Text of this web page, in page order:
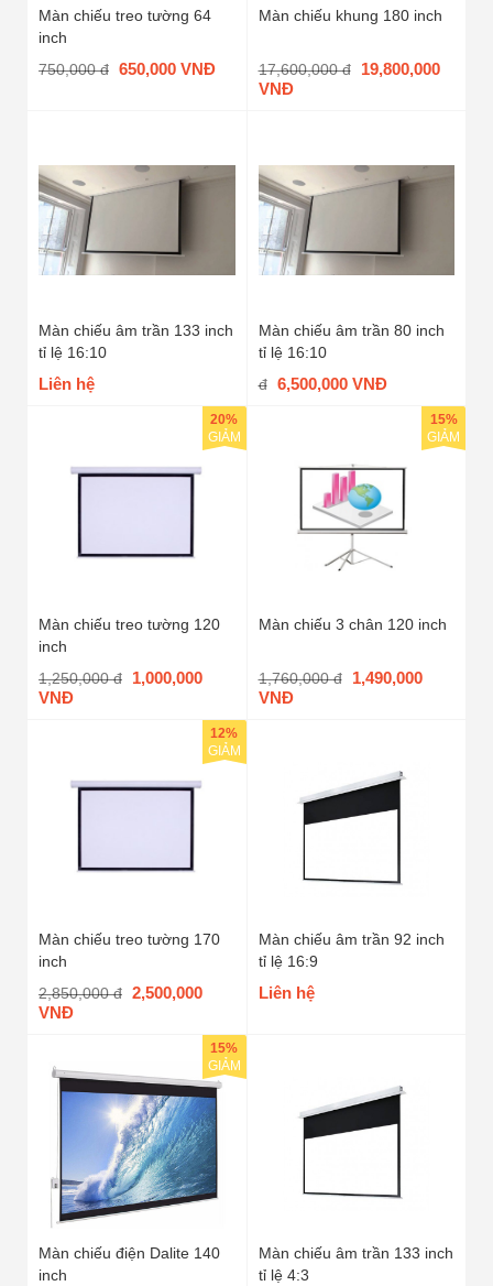
Màn chiếu treo tường 64
inch
750,000 đ 650,000 VNĐ
Màn chiếu khung 180 inch
17,600,000 đ
19,800,000
VNĐ
Màn chiếu âm trần 133 inch
tỉ lệ 16:10
Liên hệ
Màn chiếu âm trần 80 inch
tỉ lệ 16:10
đ 6,500,000 VNĐ
Màn chiếu treo tường 120
inch
1,250,000 đ
1,000,000
VNĐ
20%
GIẢM
Màn chiếu 3 chân 120 inch
1,760,000 đ
1,490,000
VNĐ
15%
GIẢM
Màn chiếu treo tường 170
inch
2,850,000 đ 2,500,000
VNĐ
12%
GIẢM
Màn chiếu âm trần 92 inch
tỉ lệ 16:9
Liên hệ
Màn chiếu điện Dalite 140
inch
15%
GIẢM
Màn chiếu âm trần 133 inch
tỉ lệ 4:3